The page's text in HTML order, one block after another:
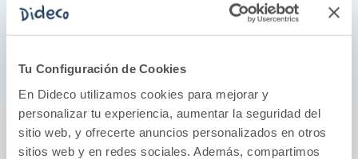
Tu Configuración de Cookies
En Dideco utilizamos cookies para mejorar y
personalizar tu experiencia, aumentar la seguridad del
sitio web, y ofrecerte anuncios personalizados en otros
sitios web y en redes sociales. Además, compartimos
que sabe recrear como nadie la magia de Budapest,
tan poderosa y tan atractiva.»
También podría gustarte...